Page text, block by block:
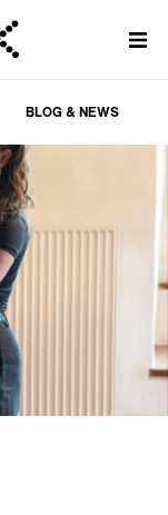
BLOG & NEWS